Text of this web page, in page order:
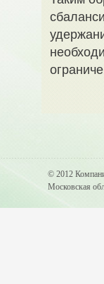
© 2012
Московская